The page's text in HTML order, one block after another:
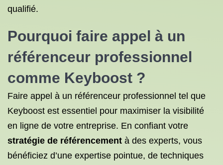
qualifié.
Pourquoi faire appel à un
référenceur professionnel
comme Keyboost ?
Faire appel à un référenceur professionnel tel que
Keyboost est essentiel pour maximiser la visibilité
en ligne de votre entreprise. En confiant votre
stratégie de référencement à des experts, vous
bénéficiez d’une expertise pointue, de techniques